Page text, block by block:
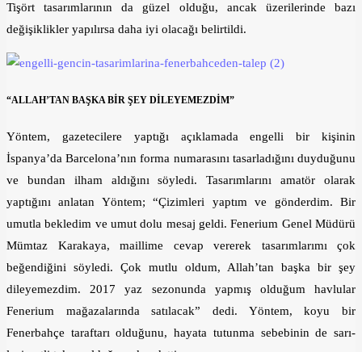
Tişört tasarımlarının da güzel olduğu, ancak üzerilerinde bazı
değişiklikler yapılırsa daha iyi olacağı belirtildi.
“ALLAH’TAN BAŞKA BİR ŞEY DİLEYEMEZDİM”
Yöntem, gazetecilere yaptığı açıklamada engelli bir kişinin
İspanya’da Barcelona’nın forma numarasını tasarladığını duyduğunu
ve bundan ilham aldığını söyledi. Tasarımlarını amatör olarak
yaptığını anlatan Yöntem; “Çizimleri yaptım ve gönderdim. Bir
umutla bekledim ve umut dolu mesaj geldi. Fenerium Genel Müdürü
Mümtaz Karakaya, maillime cevap vererek tasarımlarımı çok
beğendiğini söyledi. Çok mutlu oldum, Allah’tan başka bir şey
dileyemezdim. 2017 yaz sezonunda yapmış olduğum havlular
Fenerium mağazalarında satılacak” dedi. Yöntem, koyu bir
Fenerbahçe taraftarı olduğunu, hayata tutunma sebebinin de sarı-